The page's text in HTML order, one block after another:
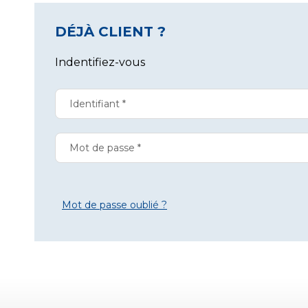
DÉJÀ CLIENT ?
Indentifiez-vous
Mot de passe oublié ?